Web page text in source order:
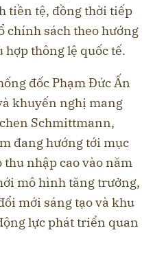
tiền tệ, đồng thời tiếp
chính sách theo hướng
thông lệ quốc tế.
đốc Phạm Đức Ấn
khuyến nghị mang
Schmittmann,
đang hướng tới mục
nhập cao vào năm
mô hình tăng trưởng,
mới sáng tạo và khu
lực phát triển quan